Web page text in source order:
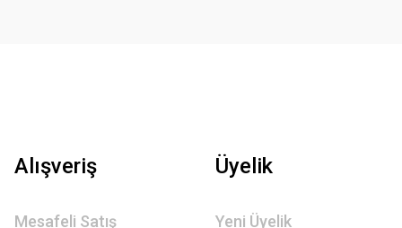
Alışveriş
Mesafeli Satış
Üyelik
Yeni Üyelik